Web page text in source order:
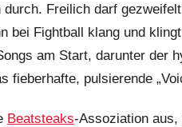
Freilich darf
bei Fightball klang und
am Start, darunter der
fieberhafte, pulsierende
Beatsteaks-Assoziation aus,